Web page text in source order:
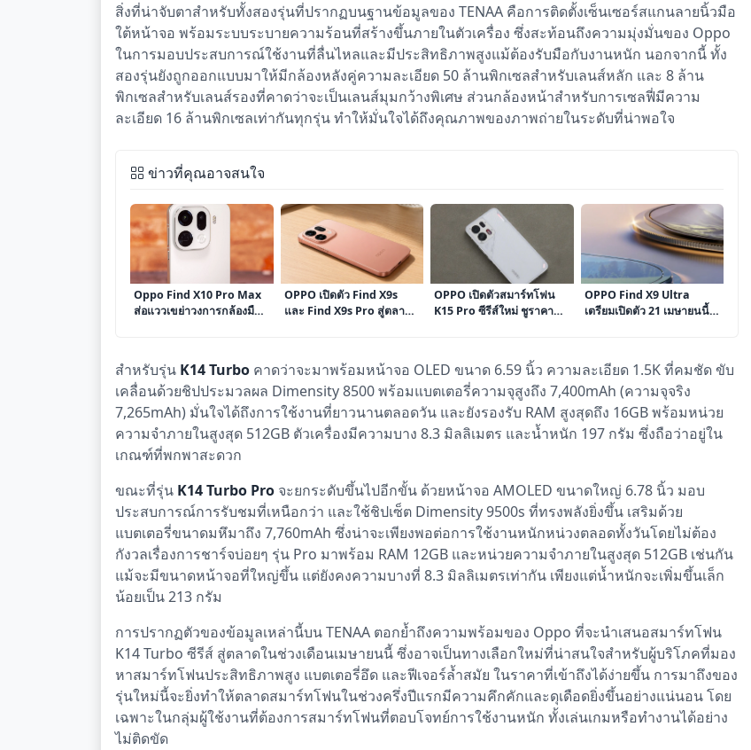
สิ่งที่น่าจับตาสำหรับทั้งสองรุ่นที่ปรากฏบนฐานข้อมูลของ TENAA คือการติดตั้งเซ็นเซอร์สแกนลายนิ้วมือ
ใต้หน้าจอ พร้อมระบบระบายความร้อนที่สร้างขึ้นภายในตัวเครื่อง ซึ่งสะท้อนถึงความมุ่งมั่นของ Oppo
ในการมอบประสบการณ์ใช้งานที่ลื่นไหลและมีประสิทธิภาพสูงแม้ต้องรับมือกับงานหนัก นอกจากนี้ ทั้ง
สองรุ่นยังถูกออกแบบมาให้มีกล้องหลังคู่ความละเอียด 50 ล้านพิกเซลสำหรับเลนส์หลัก และ 8 ล้าน
พิกเซลสำหรับเลนส์รองที่คาดว่าจะเป็นเลนส์มุมกว้างพิเศษ ส่วนกล้องหน้าสำหรับการเซลฟี่มีความ
ละเอียด 16 ล้านพิกเซลเท่ากันทุกรุ่น ทำให้มั่นใจได้ถึงคุณภาพของภาพถ่ายในระดับที่น่าพอใจ
ข่าวที่คุณอาจสนใจ
Oppo Find X10 Pro Max
ส่อแววเขย่าวงการกล้องมือ
OPPO เปิดตัว Find X9s
และ Find X9s Pro สู่ตลาด
OPPO เปิดตัวสมาร์ทโฟน
K15 Pro ซีรีส์ใหม่ ชูราคา
OPPO Find X9 Ultra
เตรียมเปิดตัว 21 เมษายนนี้ ชู
ที่สุดแห่งปี ร่วมกับ
Hasselblad
สำหรับรุ่น K14 Turbo คาดว่าจะมาพร้อมหน้าจอ OLED ขนาด 6.59 นิ้ว ความละเอียด 1.5K ที่คมชัด ขับ
เคลื่อนด้วยชิปประมวลผล Dimensity 8500 พร้อมแบตเตอรี่ความจุสูงถึง 7,400mAh (ความจุจริง
7,265mAh) มั่นใจได้ถึงการใช้งานที่ยาวนานตลอดวัน และยังรองรับ RAM สูงสุดถึง 16GB พร้อมหน่วย
ความจำภายในสูงสุด 512GB ตัวเครื่องมีความบาง 8.3 มิลลิเมตร และน้ำหนัก 197 กรัม ซึ่งถือว่าอยู่ใน
เกณฑ์ที่พกพาสะดวก
ขณะที่รุ่น K14 Turbo Pro จะยกระดับขึ้นไปอีกขั้น ด้วยหน้าจอ AMOLED ขนาดใหญ่ 6.78 นิ้ว มอบ
ประสบการณ์การรับชมที่เหนือกว่า และใช้ชิปเซ็ต Dimensity 9500s ที่ทรงพลังยิ่งขึ้น เสริมด้วย
แบตเตอรี่ขนาดมหึมาถึง 7,760mAh ซึ่งน่าจะเพียงพอต่อการใช้งานหนักหน่วงตลอดทั้งวันโดยไม่ต้อง
กังวลเรื่องการชาร์จบ่อยๆ รุ่น Pro มาพร้อม RAM 12GB และหน่วยความจำภายในสูงสุด 512GB เช่นกัน
แม้จะมีขนาดหน้าจอที่ใหญ่ขึ้น แต่ยังคงความบางที่ 8.3 มิลลิเมตรเท่ากัน เพียงแต่น้ำหนักจะเพิ่มขึ้นเล็ก
น้อยเป็น 213 กรัม
การปรากฏตัวของข้อมูลเหล่านี้บน TENAA ตอกย้ำถึงความพร้อมของ Oppo ที่จะนำเสนอสมาร์ทโฟน
K14 Turbo ซีรีส์ สู่ตลาดในช่วงเดือนเมษายนนี้ ซึ่งอาจเป็นทางเลือกใหม่ที่น่าสนใจสำหรับผู้บริโภคที่มอง
หาสมาร์ทโฟนประสิทธิภาพสูง แบตเตอรี่อึด และฟีเจอร์ล้ำสมัย ในราคาที่เข้าถึงได้ง่ายขึ้น การมาถึงของ
รุ่นใหม่นี้จะยิ่งทำให้ตลาดสมาร์ทโฟนในช่วงครึ่งปีแรกมีความคึกคักและดุเดือดยิ่งขึ้นอย่างแน่นอน โดย
เฉพาะในกลุ่มผู้ใช้งานที่ต้องการสมาร์ทโฟนที่ตอบโจทย์การใช้งานหนัก ทั้งเล่นเกมหรือทำงานได้อย่าง
ไม่ติดขัด